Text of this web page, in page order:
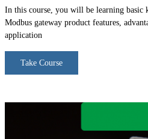
In this course, you will be learning basic
Modbus gateway product features,
application
Take Course